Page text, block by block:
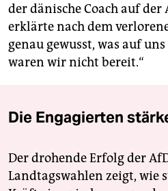
der dänische Coach auf der
erklärte nach dem
genau gewusst, was auf
waren wir nicht bereit.“
Die Engagierten
Der drohende Erfolg der
Landtagswahlen zeigt, wie